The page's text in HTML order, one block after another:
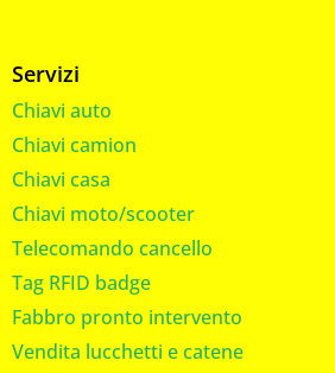
Servizi
Chiavi auto
Chiavi camion
Chiavi casa
Chiavi moto/scooter
Telecomando cancello
Tag RFID badge
Fabbro pronto intervento
Vendita lucchetti e catene